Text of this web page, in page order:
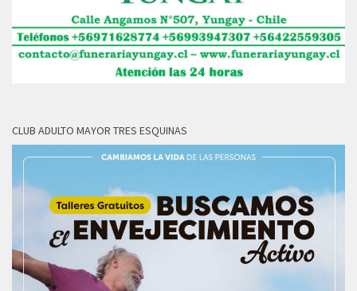
CLUB ADULTO MAYOR TRES ESQUINAS